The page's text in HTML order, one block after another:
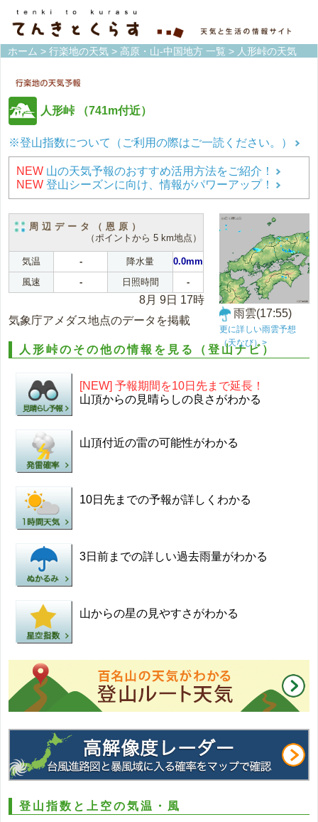
ホーム > 行楽地の天気 > 高原・山-中国地方 一覧 > 人形峠の天気
人形峠 （741m付近）
※登山指数について（ご利用の際はご一読ください。）
NEW 山の天気予報のおすすめ活用方法をご紹介！
NEW 登山シーズンに向け、情報がパワーアップ！
周辺データ（恩原）
（ポイントから 5 km地点）
気温 - 降水量
0.0mm
風速
- 日照時間 -
8月 9日 17時
気象庁アメダス地点のデータを掲載
雨雲(17:55)
更に詳しい雨雲予想
（天なび）>
人形峠のその他の情報を見る（登山ナビ）
[NEW] 予報期間を10日先まで延長！
山頂からの見晴らしの良さがわかる
山頂付近の雷の可能性がわかる
10日先までの予報が詳しくわかる
3日前までの詳しい過去雨量がわかる
山からの星の見やすさがわかる
登山指数と上空の気温・風